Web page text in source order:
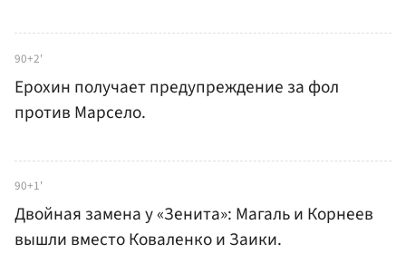
90+2'
Ерохин получает предупреждение за фол
против Марсело.
90+1'
Двойная замена у «Зенита»: Магаль и Корнеев
вышли вместо Коваленко и Заики.